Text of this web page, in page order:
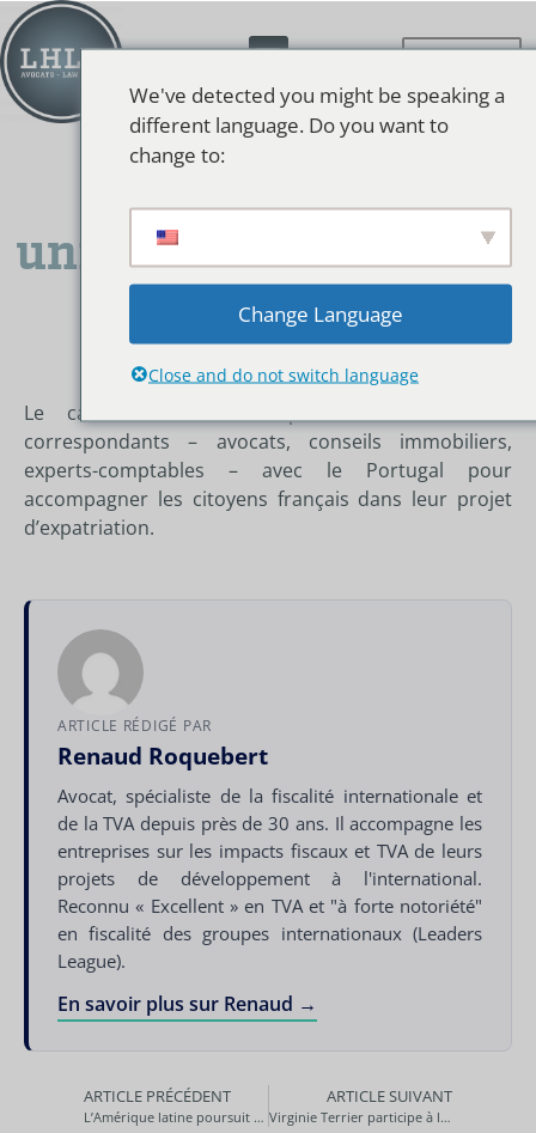
Le Portugal est
attractif … pas
uniquement pour son
climat
Le cabinet a mis en place un réseau de
correspondants – avocats, conseils immobiliers,
experts-comptables – avec le Portugal pour
accompagner les citoyens français dans leur projet
d’expatriation.
ARTICLE RÉDIGÉ PAR
Renaud Roquebert
Avocat, spécialiste de la fiscalité internationale et
de la TVA depuis près de 30 ans. Il accompagne les
entreprises sur les impacts fiscaux et TVA de leurs
projets de développement à l'international.
Reconnu « Excellent » en TVA et "à forte notoriété"
en fiscalité des groupes internationaux (Leaders
League).
En savoir plus sur Renaud →
ARTICLE PRÉCÉDENT
L’Amérique latine poursuit sa modernisation fiscale
ARTICLE SUIVANT
Virginie Terrier participe à la bonne humeur générale
We've detected you might be speaking a
different language. Do you want to
change to:
Change Language
Close and do not switch language